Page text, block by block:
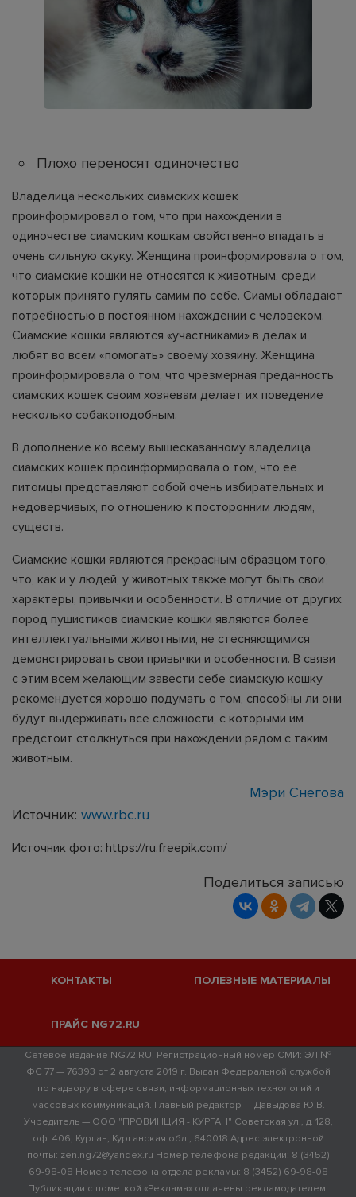
Плохо переносят одиночество
Владелица нескольких сиамских кошек
проинформировал о том, что при нахождении в
одиночестве сиамским кошкам свойственно впадать в
очень сильную скуку. Женщина проинформировала о том,
что сиамские кошки не относятся к животным, среди
которых принято гулять самим по себе. Сиамы обладают
потребностью в постоянном нахождении с человеком.
Сиамские кошки являются «участниками» в делах и
любят во всём «помогать» своему хозяину. Женщина
проинформировала о том, что чрезмерная преданность
сиамских кошек своим хозяевам делает их поведение
несколько собакоподобным.
В дополнение ко всему вышесказанному владелица
сиамских кошек проинформировала о том, что её
питомцы представляют собой очень избирательных и
недоверчивых, по отношению к посторонним людям,
существ.
Сиамские кошки являются прекрасным образцом того,
что, как и у людей, у животных также могут быть свои
характеры, привычки и особенности. В отличие от других
пород пушистиков сиамские кошки являются более
интеллектуальными животными, не стесняющимися
демонстрировать свои привычки и особенности. В связи
с этим всем желающим завести себе сиамскую кошку
рекомендуется хорошо подумать о том, способны ли они
будут выдерживать все сложности, с которыми им
предстоит столкнуться при нахождении рядом с таким
животным.
Мэри Снегова
Источник: www.rbc.ru
Источник фото: https://ru.freepik.com/
Поделиться записью
КОНТАКТЫ ПОЛЕЗНЫЕ МАТЕРИАЛЫ
ПРАЙС NG72.RU
Сетевое издание NG72.RU. Регистрационный номер СМИ: ЭЛ №
ФС 77 — 76393 от 2 августа 2019 г. Выдан Федеральной службой
по надзору в сфере связи, информационных технологий и
массовых коммуникаций. Главный редактор — Давыдова Ю.В.
Учредитель — ООО "ПРОВИНЦИЯ - КУРГАН" Советская ул., д. 128,
оф. 406, Курган, Курганская обл., 640018 Адрес электронной
почты: zen.ng72@yandex.ru Номер телефона редакции: 8 (3452)
69-98-08 Номер телефона отдела рекламы: 8 (3452) 69-98-08
Публикации с пометкой «Реклама» оплачены рекламодателем.